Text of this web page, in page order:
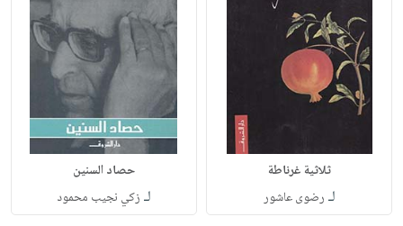
ثلاثية غرناطة
لـ رضوى عاشور
حصاد السنين
لـ زكي نجيب محمود